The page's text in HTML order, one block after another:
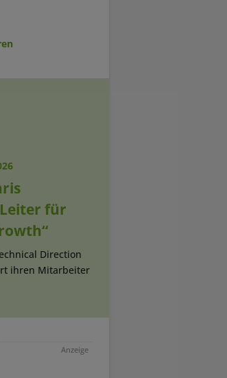
für
Direction
ihren Mitarbeiter
Anzeige